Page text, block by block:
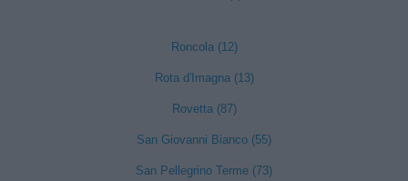
Roncola (12)
Rota d'Imagna (13)
Rovetta (87)
San Giovanni Bianco (55)
San Pellegrino Terme (73)